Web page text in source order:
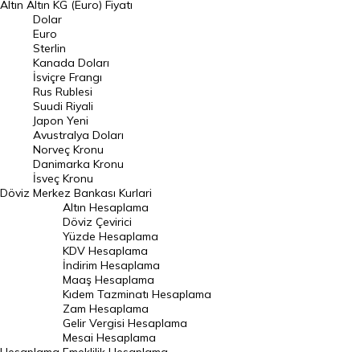
Euro Kuru
Pound Kuru
Frank Kuru
Riyal Kuru
Avustralya Doları
Danimarka Kronu Kuru
Kanada Doları Kuru
Norveç Kronu Kuru
İsveç Kronu Kuru
Japon Yeni Kuru
Serbest Piyasa Döviz Kurları
Merkez Bankası Döviz Kurları
Altın Altın KG (Euro) Fiyatı
Döviz
Dolar
Euro
Sterlin
Kanada Doları
İsviçre Frangı
Rus Rublesi
Suudi Riyali
Japon Yeni
Avustralya Doları
Norveç Kronu
Danimarka Kronu
İsveç Kronu
Merkez Bankası Kurlari
Altın Hesaplama
Döviz Çevirici
Yüzde Hesaplama
KDV Hesaplama
İndirim Hesaplama
Maaş Hesaplama
Kıdem Tazminatı Hesaplama
Zam Hesaplama
Gelir Vergisi Hesaplama
Mesai Hesaplama